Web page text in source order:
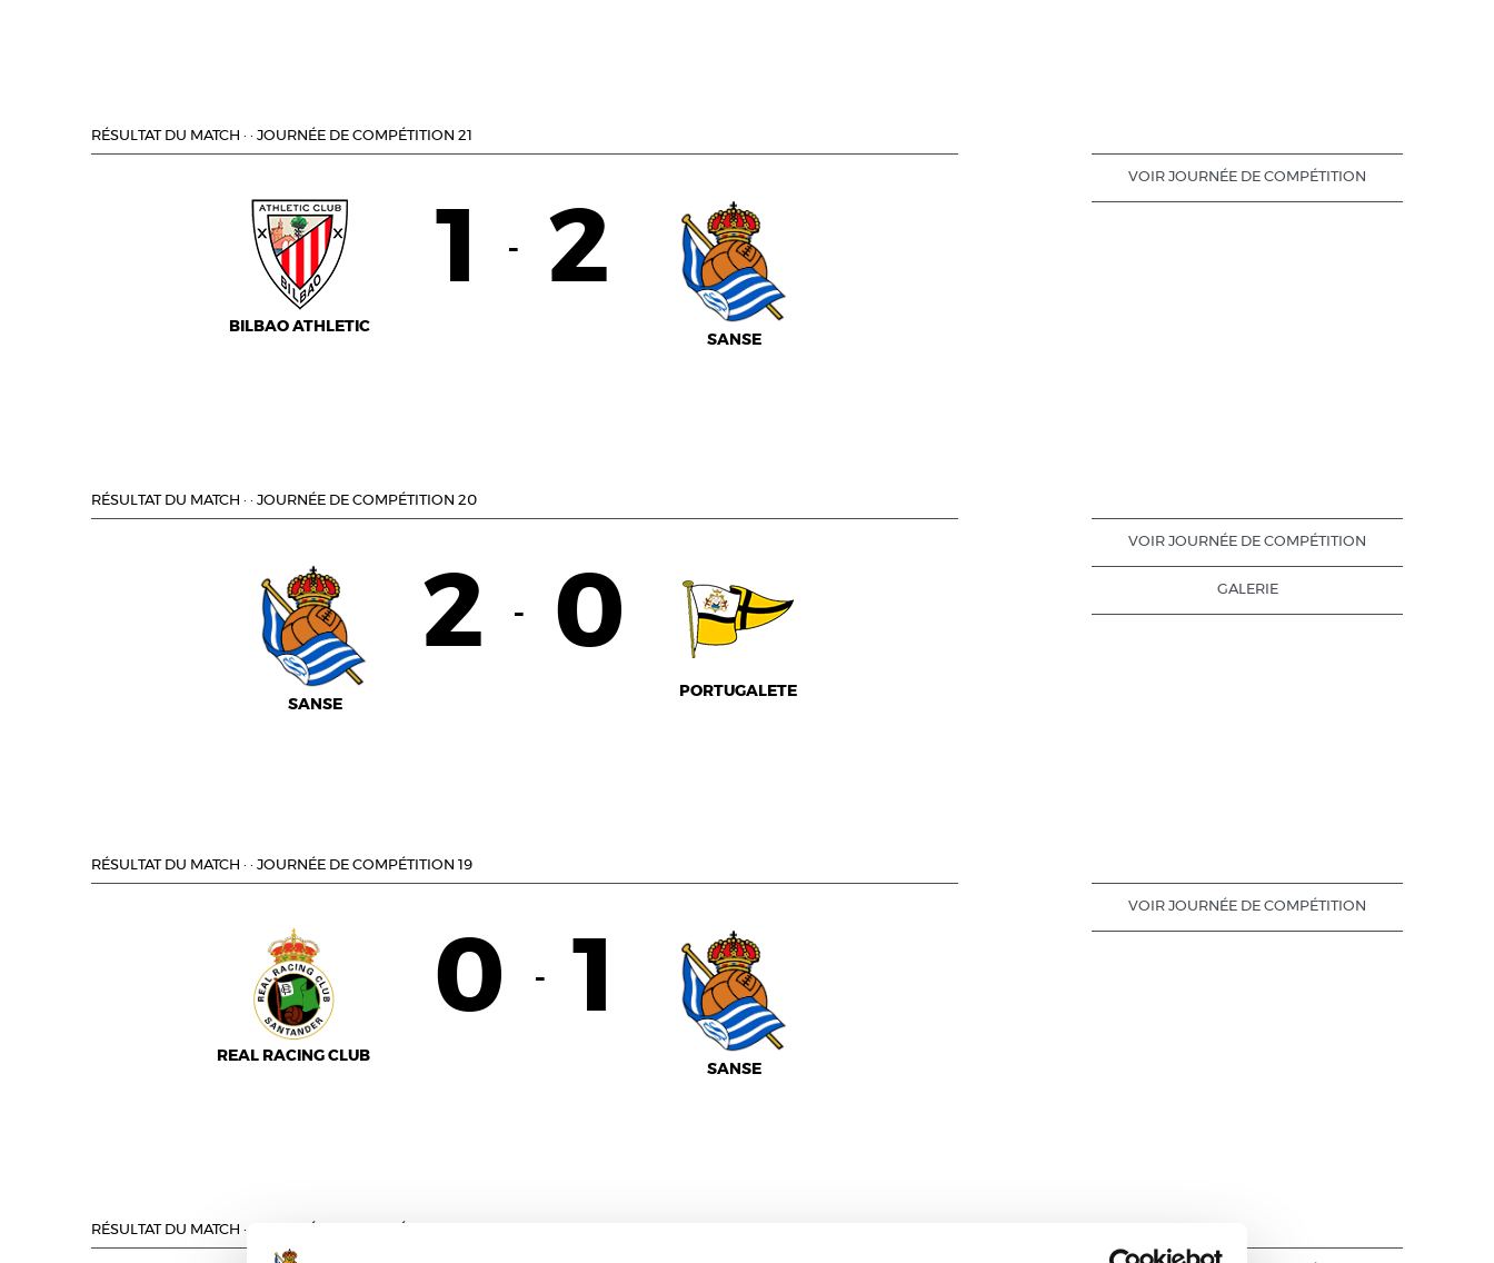
RÉSULTAT DU MATCH · · JOURNÉE DE COMPÉTITION 21
BILBAO ATHLETIC
1 - 2
SANSE
VOIR JOURNÉE DE COMPÉTITION
RÉSULTAT DU MATCH · · JOURNÉE DE COMPÉTITION 20
SANSE
2 - 0
PORTUGALETE
VOIR JOURNÉE DE COMPÉTITION
GALERIE
RÉSULTAT DU MATCH · · JOURNÉE DE COMPÉTITION 19
REAL RACING CLUB
0 - 1
SANSE
VOIR JOURNÉE DE COMPÉTITION
RÉSULTAT DU MATCH ·